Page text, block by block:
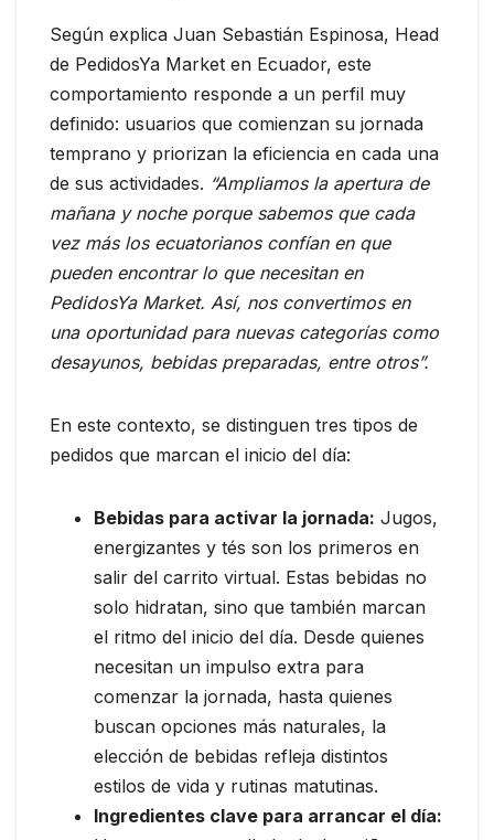
Según explica Juan Sebastián Espinosa, Head
de PedidosYa Market en Ecuador, este
comportamiento responde a un perfil muy
definido: usuarios que comienzan su jornada
temprano y priorizan la eficiencia en cada una
de sus actividades. “Ampliamos la apertura de
mañana y noche porque sabemos que cada
vez más los ecuatorianos confían en que
pueden encontrar lo que necesitan en
PedidosYa Market. Así, nos convertimos en
una oportunidad para nuevas categorías como
desayunos, bebidas preparadas, entre otros”.
En este contexto, se distinguen tres tipos de
pedidos que marcan el inicio del día:
Bebidas para activar la jornada: Jugos,
energizantes y tés son los primeros en
salir del carrito virtual. Estas bebidas no
solo hidratan, sino que también marcan
el ritmo del inicio del día. Desde quienes
necesitan un impulso extra para
comenzar la jornada, hasta quienes
buscan opciones más naturales, la
elección de bebidas refleja distintos
estilos de vida y rutinas matutinas.
Ingredientes clave para arrancar el día: